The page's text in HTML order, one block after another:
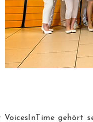
VoicesInTime gehört